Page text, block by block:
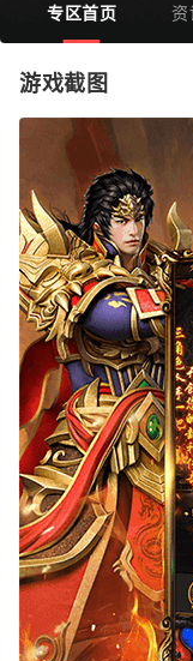
专区首页 资
游戏截图